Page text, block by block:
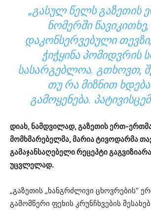
„ᲒᲐᲡᲣᲚ ᲬᲔᲚᲡ ᲒᲐᲖᲔᲗᲘᲡ
ᲜᲝᲛᲔᲠᲨᲘ
ᲓᲐᲙᲝᲜᲡᲔᲠᲕᲔᲑᲣᲚᲘ
ᲭᲘᲭᲧᲘᲜᲐ ᲞᲝᲛᲘᲓᲕᲠᲘᲡ
ᲡᲐᲡᲐᲠᲒᲔᲑᲚᲝᲐ. ᲒᲗᲮᲝᲕᲗ,
ᲗᲣ ᲠᲐ ᲛᲘᲖᲜᲘᲗ ᲮᲓᲔᲑᲐ
ᲒᲐᲛᲝᲧᲔᲜᲔᲑᲐ.
დიახ, ნამდვილად, გაზეთის ერთ-
მომხმარებელმა, მარია ტივოდარმა
გამაჯანსაღებელი რეცეპტი
უცვლელად.
„გაზეთის „ხანგრძლივი ცხოვრების“
გამომწერი ფეხის კრუნჩხვების